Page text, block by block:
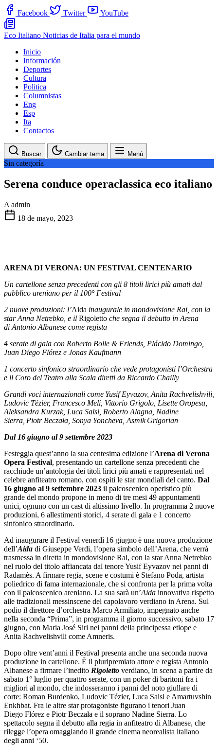
Facebook Twitter YouTube
Eco Italiano Noticias de Italia para el mundo
Inicio
Información
Deportes
Cultura
Politica
Columnistas
Eng
Esp
Ita
Contactos
Buscar Cambiar tema Menú
Sin categoría
Serena conduce operaclassica eco italiano
A admin
18 de mayo, 2023
ARENA DI VERONA: UN FESTIVAL CENTENARIO
Un cartellone senza precedenti con gli 8 titoli lirici più amati dal
pubblico areniano per il 100° Festival
2 nuove produzioni: l’Aida inaugurale in mondovisione Rai , con la
star Anna Netrebko, e il Rigoletto che segna il debutto in Arena
di Antonio Albanese come regista
4 serate di gala con Roberto Bolle & Friends, Plácido Domingo,
Juan Diego Flórez e Jonas Kaufmann
1 concerto sinfonico straordinario che vede protagonisti l’Orchestra
e il Coro del Teatro alla Scala diretti da Riccardo Chailly
Grandi voci internazionali come Yusif Eyvazov, Anita Rachvelishvili
Ludovic Tézier, Francesco Meli, Vittorio Grigolo, Lisette Oropesa,
Aleksandra Kurzak, Luca Salsi, Roberto Alagna, Nadine
Sierra, Piotr Beczała, Sonya Yoncheva, Asmik Grigorian
Dal 16 giugno al 9 settembre 2023
Festeggia quest’anno la sua centesima edizione l’Arena di Verona
Opera Festival, presentando un cartellone senza precedenti che
racchiude un’antologia dei titoli lirici più amati e rappresentati nel
celebre anfiteatro romano, con ospiti le star mondiali del canto. Dal
16 giugno al 9 settembre 2023 il palcoscenico operistico più
grande del mondo propone in meno di tre mesi 49 appuntamenti
unici, ognuno con un cast di altissimo livello. In programma 2 nuove
produzioni, 6 allestimenti storici, 4 serate di gala e 1 concerto
sinfonico straordinario.
Ad inaugurare il Festival venerdì 16 giugno è una nuova produzione
dell’Aida di Giuseppe Verdi, l’opera simbolo dell’Arena, che verrà
trasmessa in diretta in mondovisione Rai, con la star Anna Netrebko
nel ruolo del titolo affiancata dal tenore Yusif Eyvazov nei panni di
Radamès. A firmare regia, scene e costumi è Stefano Poda, artista
poliedrico di fama internazionale, che si confronta per la prima volta
con il palcoscenico areniano. La sua sarà un’Aida innovativa rispetto
alle tradizionali messinscene del capolavoro verdiano in Arena. Sul
podio il direttore d’orchestra Marco Armiliato, impegnato anche
nella seconda “Prima”, in programma il giorno successivo, sabato 17
giugno, con Maria José Siri nei panni della principessa etiope e
Anita Rachvelishvili come Amneris.
Dopo oltre vent’anni il Festival presenta anche una seconda nuova
produzione in cartellone. È il pluripremiato attore e regista Antonio
Albanese a firmare l’inedito Rigoletto verdiano, in scena a partire da
sabato 1° luglio per quattro serate, con un poker di baritoni fra i
migliori al mondo, che indosseranno i panni del noto giullare di
corte: Roman Burdenko, Ludovic Tézier, Luca Salsi e Amartuvshin
Enkhbat. Fra le altre star protagoniste figurano i tenori Juan
Diego Flórez e Piotr Beczała e il soprano Nadine Sierra. Lo
spettacolo segna il debutto alla regia in anfiteatro di Albanese, che
rilegge l’opera omaggiando il grande cinema neorealista italiano
degli anni ‘50.